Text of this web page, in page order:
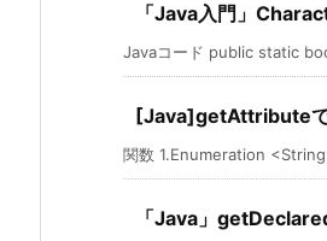
「Java入門」
Javaコード public static
[Java]getAttribute
関数 1.Enumeration
「Java」